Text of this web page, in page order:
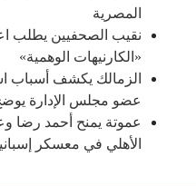
المصرية
نقيب الصحفيين يطلب
«الكارنيهات الوهمية»
عضو مجلس الإدارة
عموتة يمنح أحمد رضا
الأهلي في معسكر